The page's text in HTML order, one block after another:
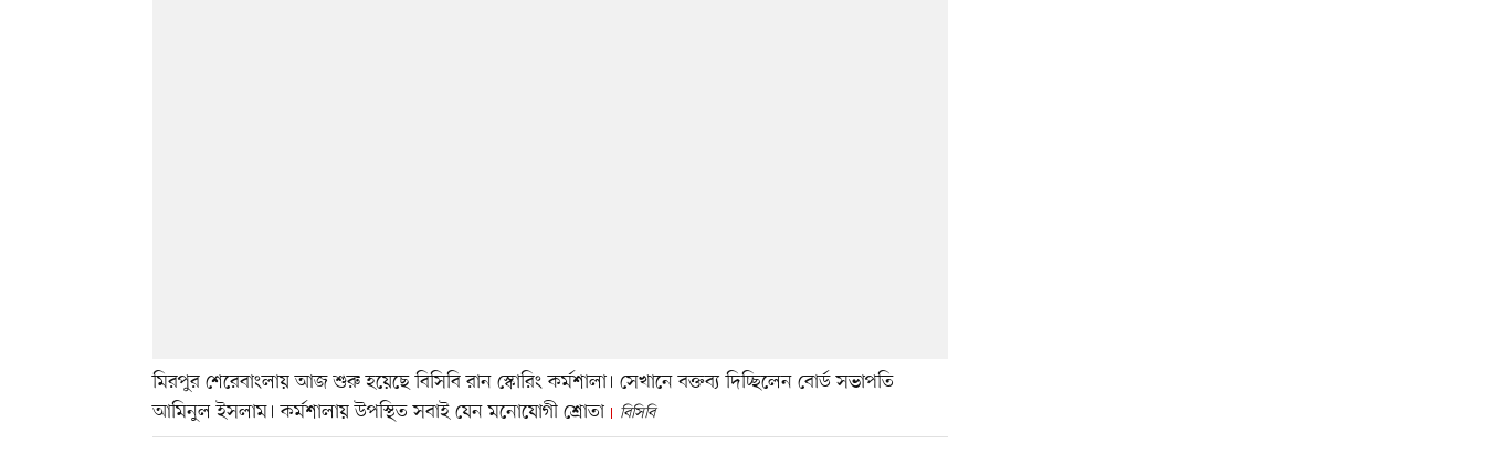
মিরপুর শেরেবাংলায় আজ শুরু হয়েছে বিসিবি রান স্কোরিং কর্মশালা। সেখানে বক্তব্য দিচ্ছিলেন বোর্ড সভাপতি
আমিনুল ইসলাম। কর্মশালায় উপস্থিত সবাই যেন মনোযোগী শ্রোতা
বিসিবি